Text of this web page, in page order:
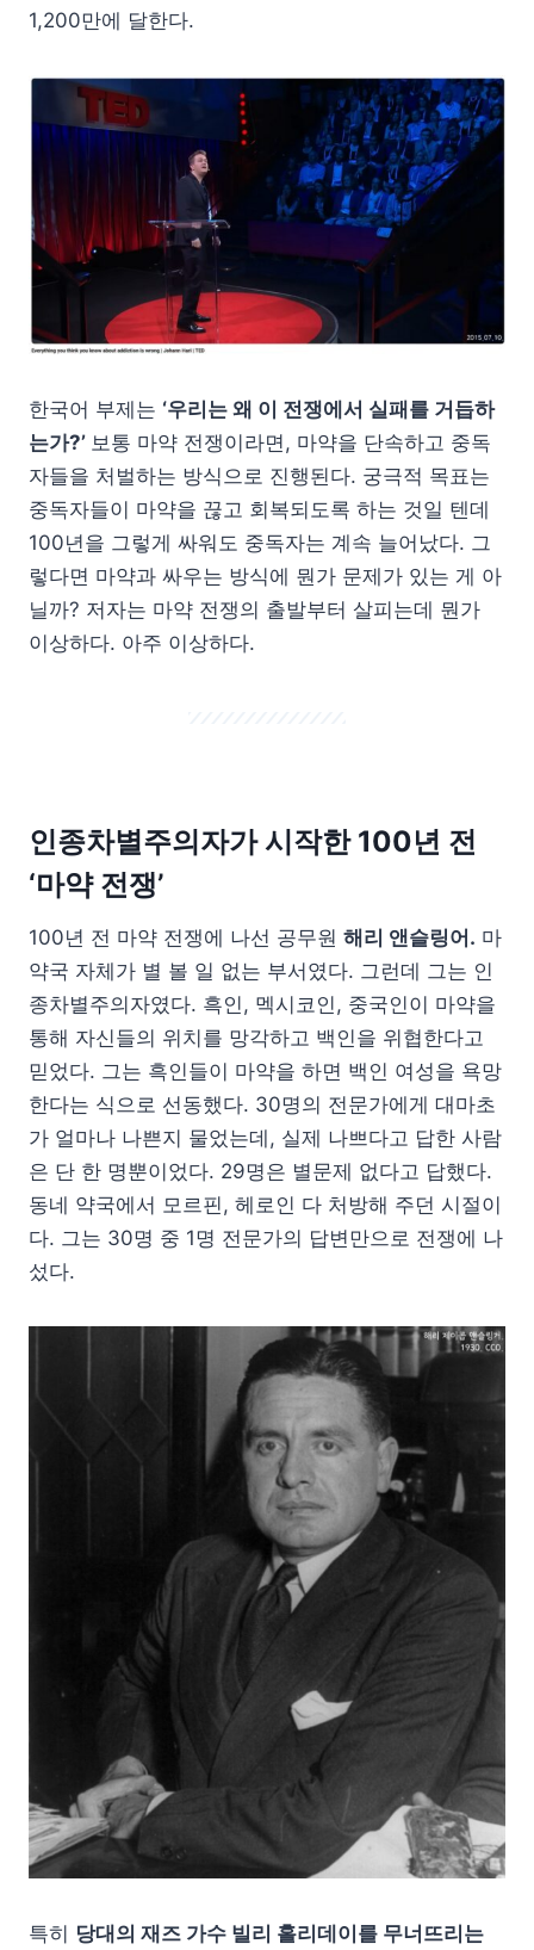
1,200만에 달한다.
한국어 부제는 ‘우리는 왜 이 전쟁에서 실패를 거듭하
는가?’ 보통 마약 전쟁이라면, 마약을 단속하고 중독
자들을 처벌하는 방식으로 진행된다. 궁극적 목표는
중독자들이 마약을 끊고 회복되도록 하는 것일 텐데
100년을 그렇게 싸워도 중독자는 계속 늘어났다. 그
렇다면 마약과 싸우는 방식에 뭔가 문제가 있는 게 아
닐까? 저자는 마약 전쟁의 출발부터 살피는데 뭔가
이상하다. 아주 이상하다.
인종차별주의자가 시작한 100년 전
‘마약 전쟁’
100년 전 마약 전쟁에 나선 공무원 해리 앤슬링어. 마
약국 자체가 별 볼 일 없는 부서였다. 그런데 그는 인
종차별주의자였다. 흑인, 멕시코인, 중국인이 마약을
통해 자신들의 위치를 망각하고 백인을 위협한다고
믿었다. 그는 흑인들이 마약을 하면 백인 여성을 욕망
한다는 식으로 선동했다. 30명의 전문가에게 대마초
가 얼마나 나쁜지 물었는데, 실제 나쁘다고 답한 사람
은 단 한 명뿐이었다. 29명은 별문제 없다고 답했다.
동네 약국에서 모르핀, 헤로인 다 처방해 주던 시절이
다. 그는 30명 중 1명 전문가의 답변만으로 전쟁에 나
섰다.
특히 당대의 재즈 가수 빌리 홀리데이를 무너뜨리는